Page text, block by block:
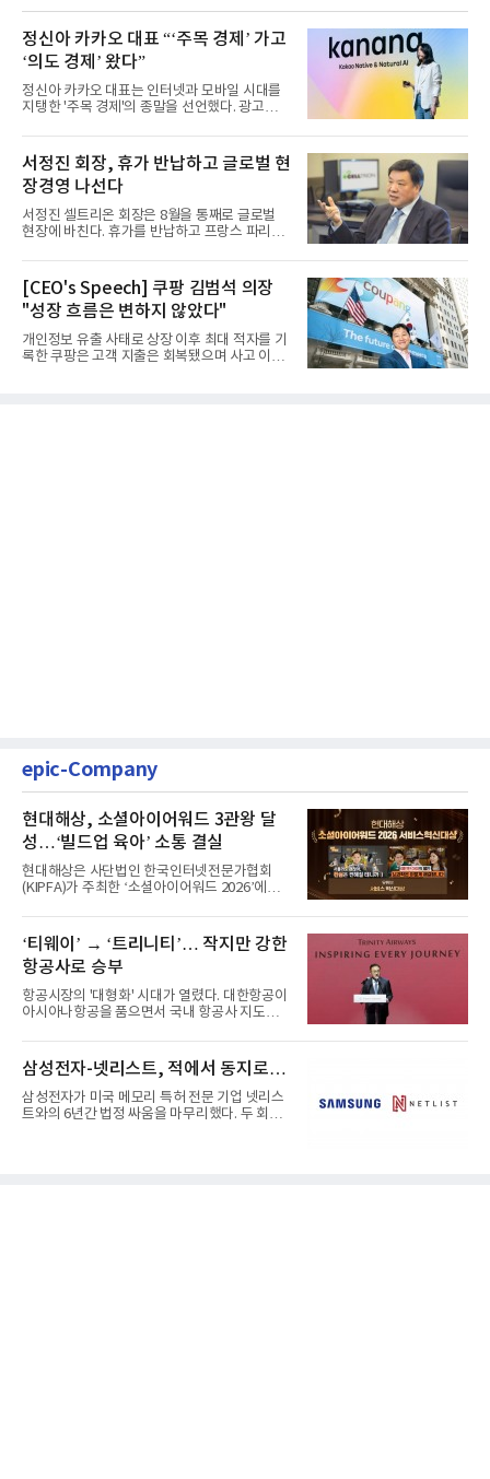
정신아 카카오 대표 “‘주목 경제’ 가고
‘의도 경제’ 왔다”
정신아 카카오 대표는 인터넷과 모바일 시대를
지탱한 '주목 경제'의 종말을 선언했다. 광고를
서정진 회장, 휴가 반납하고 글로벌 현
장경영 나선다
서정진 셀트리온 회장은 8월을 통째로 글로벌
현장에 바친다. 휴가를 반납하고 프랑스 파리에
[CEO's Speech] 쿠팡 김범석 의장
"성장 흐름은 변하지 않았다"
개인정보 유출 사태로 상장 이후 최대 적자를 기
록한 쿠팡은 고객 지출은 회복됐으며 사고 이전
epic-Company
현대해상, 소셜아이어워드 3관왕 달
성…‘빌드업 육아’ 소통 결실
현대해상은 사단법인 한국인터넷전문가협회
(KIPFA)가 주최한 ‘소셜아이어워드 2026’에서
‘티웨이’ → ‘트리니티’… 작지만 강한
항공사로 승부
항공시장의 '대형화' 시대가 열렸다. 대한항공이
아시아나항공을 품으면서 국내 항공사 지도가
삼성전자-넷리스트, 적에서 동지로…
삼성전자가 미국 메모리 특허 전문 기업 넷리스
트와의 6년간 법정 싸움을 마무리했다. 두 회사